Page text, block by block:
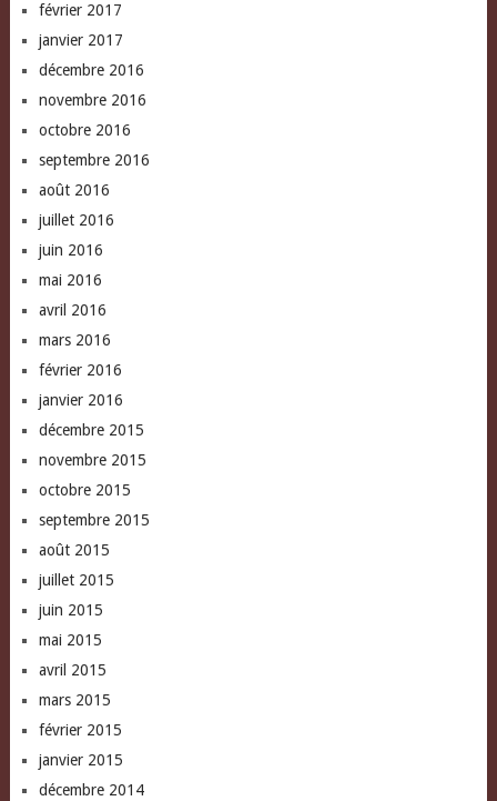
février 2017
janvier 2017
décembre 2016
novembre 2016
octobre 2016
septembre 2016
août 2016
juillet 2016
juin 2016
mai 2016
avril 2016
mars 2016
février 2016
janvier 2016
décembre 2015
novembre 2015
octobre 2015
septembre 2015
août 2015
juillet 2015
juin 2015
mai 2015
avril 2015
mars 2015
février 2015
janvier 2015
décembre 2014